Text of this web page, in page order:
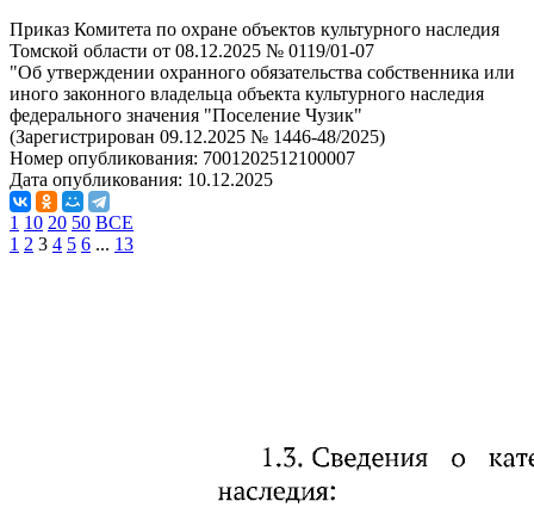
Приказ Комитета по охране объектов культурного наследия
Томской области от 08.12.2025 № 0119/01-07
"Об утверждении охранного обязательства собственника или
иного законного владельца объекта культурного наследия
федерального значения "Поселение Чузик"
(Зарегистрирован 09.12.2025 № 1446-48/2025)
Номер опубликования: 7001202512100007
Дата опубликования: 10.12.2025
1 10 20 50 ВСЕ
1 2 3 4 5 6 ... 13